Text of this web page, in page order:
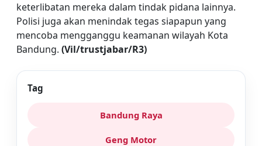
keterlibatan mereka dalam tindak pidana lainnya.
Polisi juga akan menindak tegas siapapun yang
mencoba mengganggu keamanan wilayah Kota
Bandung. (Vil/trustjabar/R3)
Tag
Bandung Raya
Geng Motor